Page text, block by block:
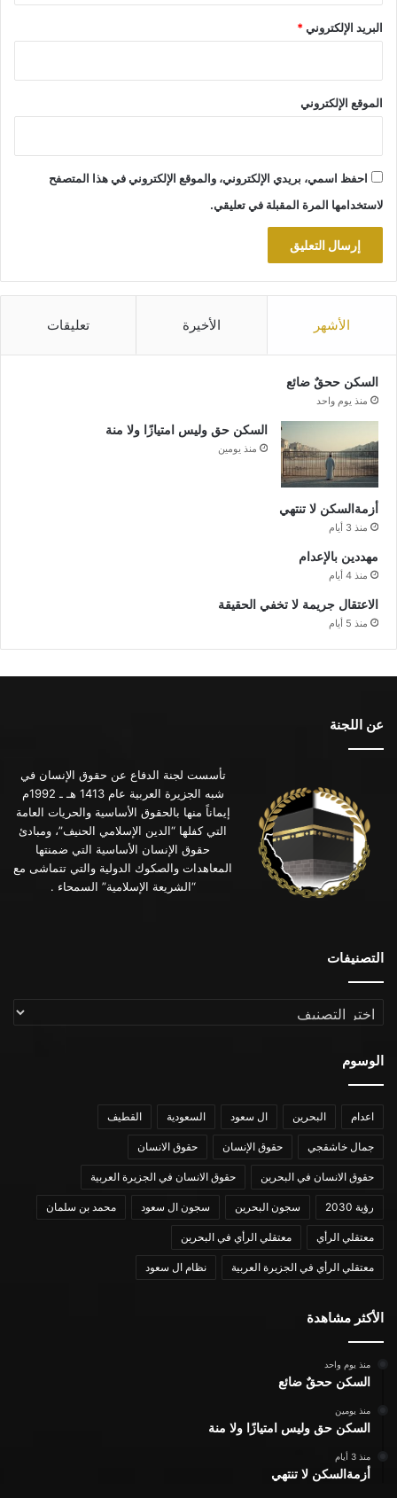
البريد الإلكتروني*
الموقع الإلكتروني
احفظ اسمي، بريدي الإلكتروني، والموقع الإلكتروني في هذا المتصفح
لاستخدامها المرة المقبلة في تعليقي.
الأشهر الأخيرة تعليقات
السكن ححقٌ ضائع
منذ يوم واحد
السكن حق وليس امتيازًا ولا منة
منذ يومين
أزمةالسكن لا تنتهي
منذ 3 أيام
مهددين بالإعدام
منذ 4 أيام
الاعتقال جريمة لا تخفي الحقيقة
منذ 5 أيام
عن اللجنة
تأسست لجنة الدفاع عن حقوق الإنسان في
شبه الجزيرة العربية عام 1413 هـ ـ 1992م
إيماناً منها بالحقوق الأساسية والحريات العامة
التي كفلها “الدين الإسلامي الحنيف”، ومبادئ
حقوق الإنسان الأساسية التي ضمنتها
المعاهدات والصكوك الدولية والتي تتماشى مع
“الشريعة الإسلامية” السمحاء .
التصنيفات
التصنيفات
الوسوم
اعدام البحرين ال سعود السعودية القطيف
جمال خاشقجي حقوق الإنسان حقوق الانسان
حقوق الانسان في البحرين حقوق الانسان في الجزيرة العربية
رؤية 2030 سجون البحرين سجون ال سعود محمد بن سلمان
معتقلي الرأي معتقلي الرأي في البحرين
معتقلي الرأي في الجزيرة العربية نظام ال سعود
الأكثر مشاهدة
منذ يوم واحد
السكن ححقٌ ضائع
منذ يومين
السكن حق وليس امتيازًا ولا منة
منذ 3 أيام
أزمةالسكن لا تنتهي